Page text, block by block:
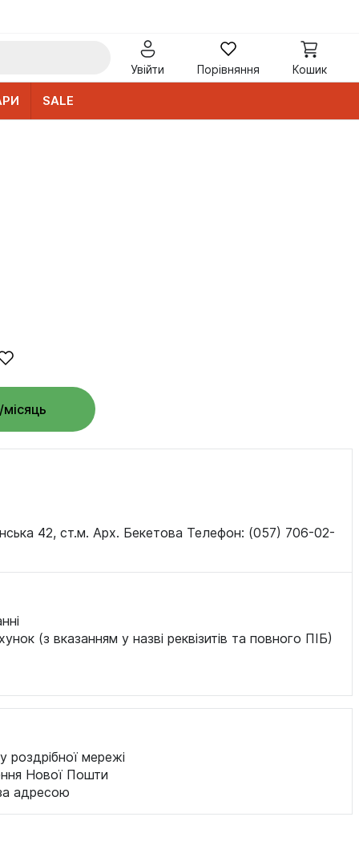
Увійти Порівняння Кошик
SALE
42, ст.м. Арх. Бекетова Телефон: (057) 706-02-
(з вказанням у назві реквізитів та повного ПІБ)
роздрібної мережі
Нової Пошти
адресою